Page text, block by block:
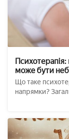
може бути
Що таке
напрямки?